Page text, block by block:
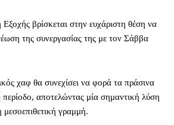
βρίσκεται στην ευχάριστη θέση να
της συνεργασίας της με τον Σάββα
χαφ θα συνεχίσει να φορά τα πράσινα
περίοδο, αποτελώντας μία σημαντική λύση
γραμμή.